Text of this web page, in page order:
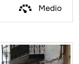
Medio